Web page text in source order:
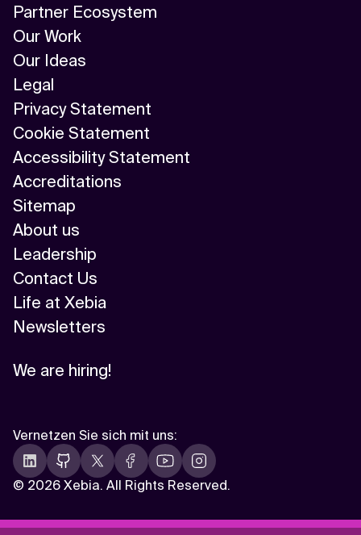
Partner Ecosystem
Our Work
Our Ideas
Legal
Privacy Statement
Cookie Statement
Accessibility Statement
Accreditations
Sitemap
About us
Leadership
Contact Us
Life at Xebia
Newsletters
We are hiring!
© 2026 Xebia. All Rights Reserved.
Vernetzen Sie sich mit uns: